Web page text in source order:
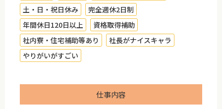
土・日・祝日休み
完全週休2日制
年間休日120日以上
資格取得補助
社内寮・住宅補助等あり
社長がナイスキャラ
やりがいがすごい
仕事内容